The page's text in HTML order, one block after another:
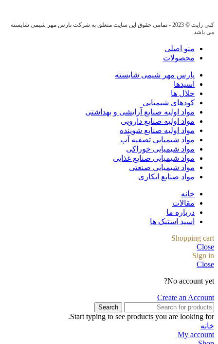
کپی رایت © 2023 - تمامی حقوق این سایت متعلق به شرکت پارس مهر شیمی شایسته
می باشد.
منو اصلی
محصولات
پارس مهر شیمی شایسته
اسیدها
حلال ها
کودهای شیمیایی
مواد اولیه صنایع آرایشی و بهداشتی
مواد اولیه صنایع دارویی
مواد اولیه صنایع شوینده
مواد شیمیایی تصفیه آب
مواد شیمیایی خوراکی
مواد شیمیایی صنایع غذایی
مواد شیمیایی صنعتی
مواد صنایع ابکاری
خانه
مقالات
درباره ما
اسید استیک ها
Shopping cart
Close
Sign in
Close
No account yet?
Create an Account
Search
Start typing to see products you are looking for.
خانه
My account